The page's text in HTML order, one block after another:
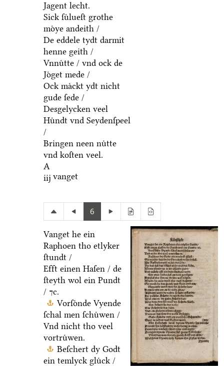
Jagent lecht.
Sick ſuͤlueſt grothe
moͤye andeith /
De eddele tydt darmit
henne geith /
Vnnuͤtte / vnd ock de
Joͤget mede /
Ock maͤckt ydt nicht
gude ſede /
Desgelycken veel
Huͤndt vnd Seydenſpeel
/
Bringen neen nuͤtte
vnd koſten veel.
A
iij vanget
6
Vanget he ein
Raphoen tho etlyker
ſtundt /
Efft einen Haſen / de
ſteyth wol ein Pundt
/ ⁊c.
Vorſoͤnde Vyende
ſchal men ſchuͤwen /
Vnd nicht tho veel
vortruͤwen.
Beſchert dy Godt
ein temlyck gluͤck /